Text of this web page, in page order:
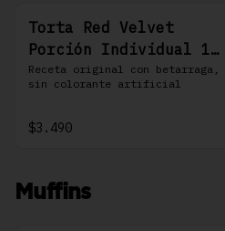
Torta Red Velvet
Porción Individual 1
Uni
Receta original con betarraga,
sin colorante artificial
$3.490
Muffins